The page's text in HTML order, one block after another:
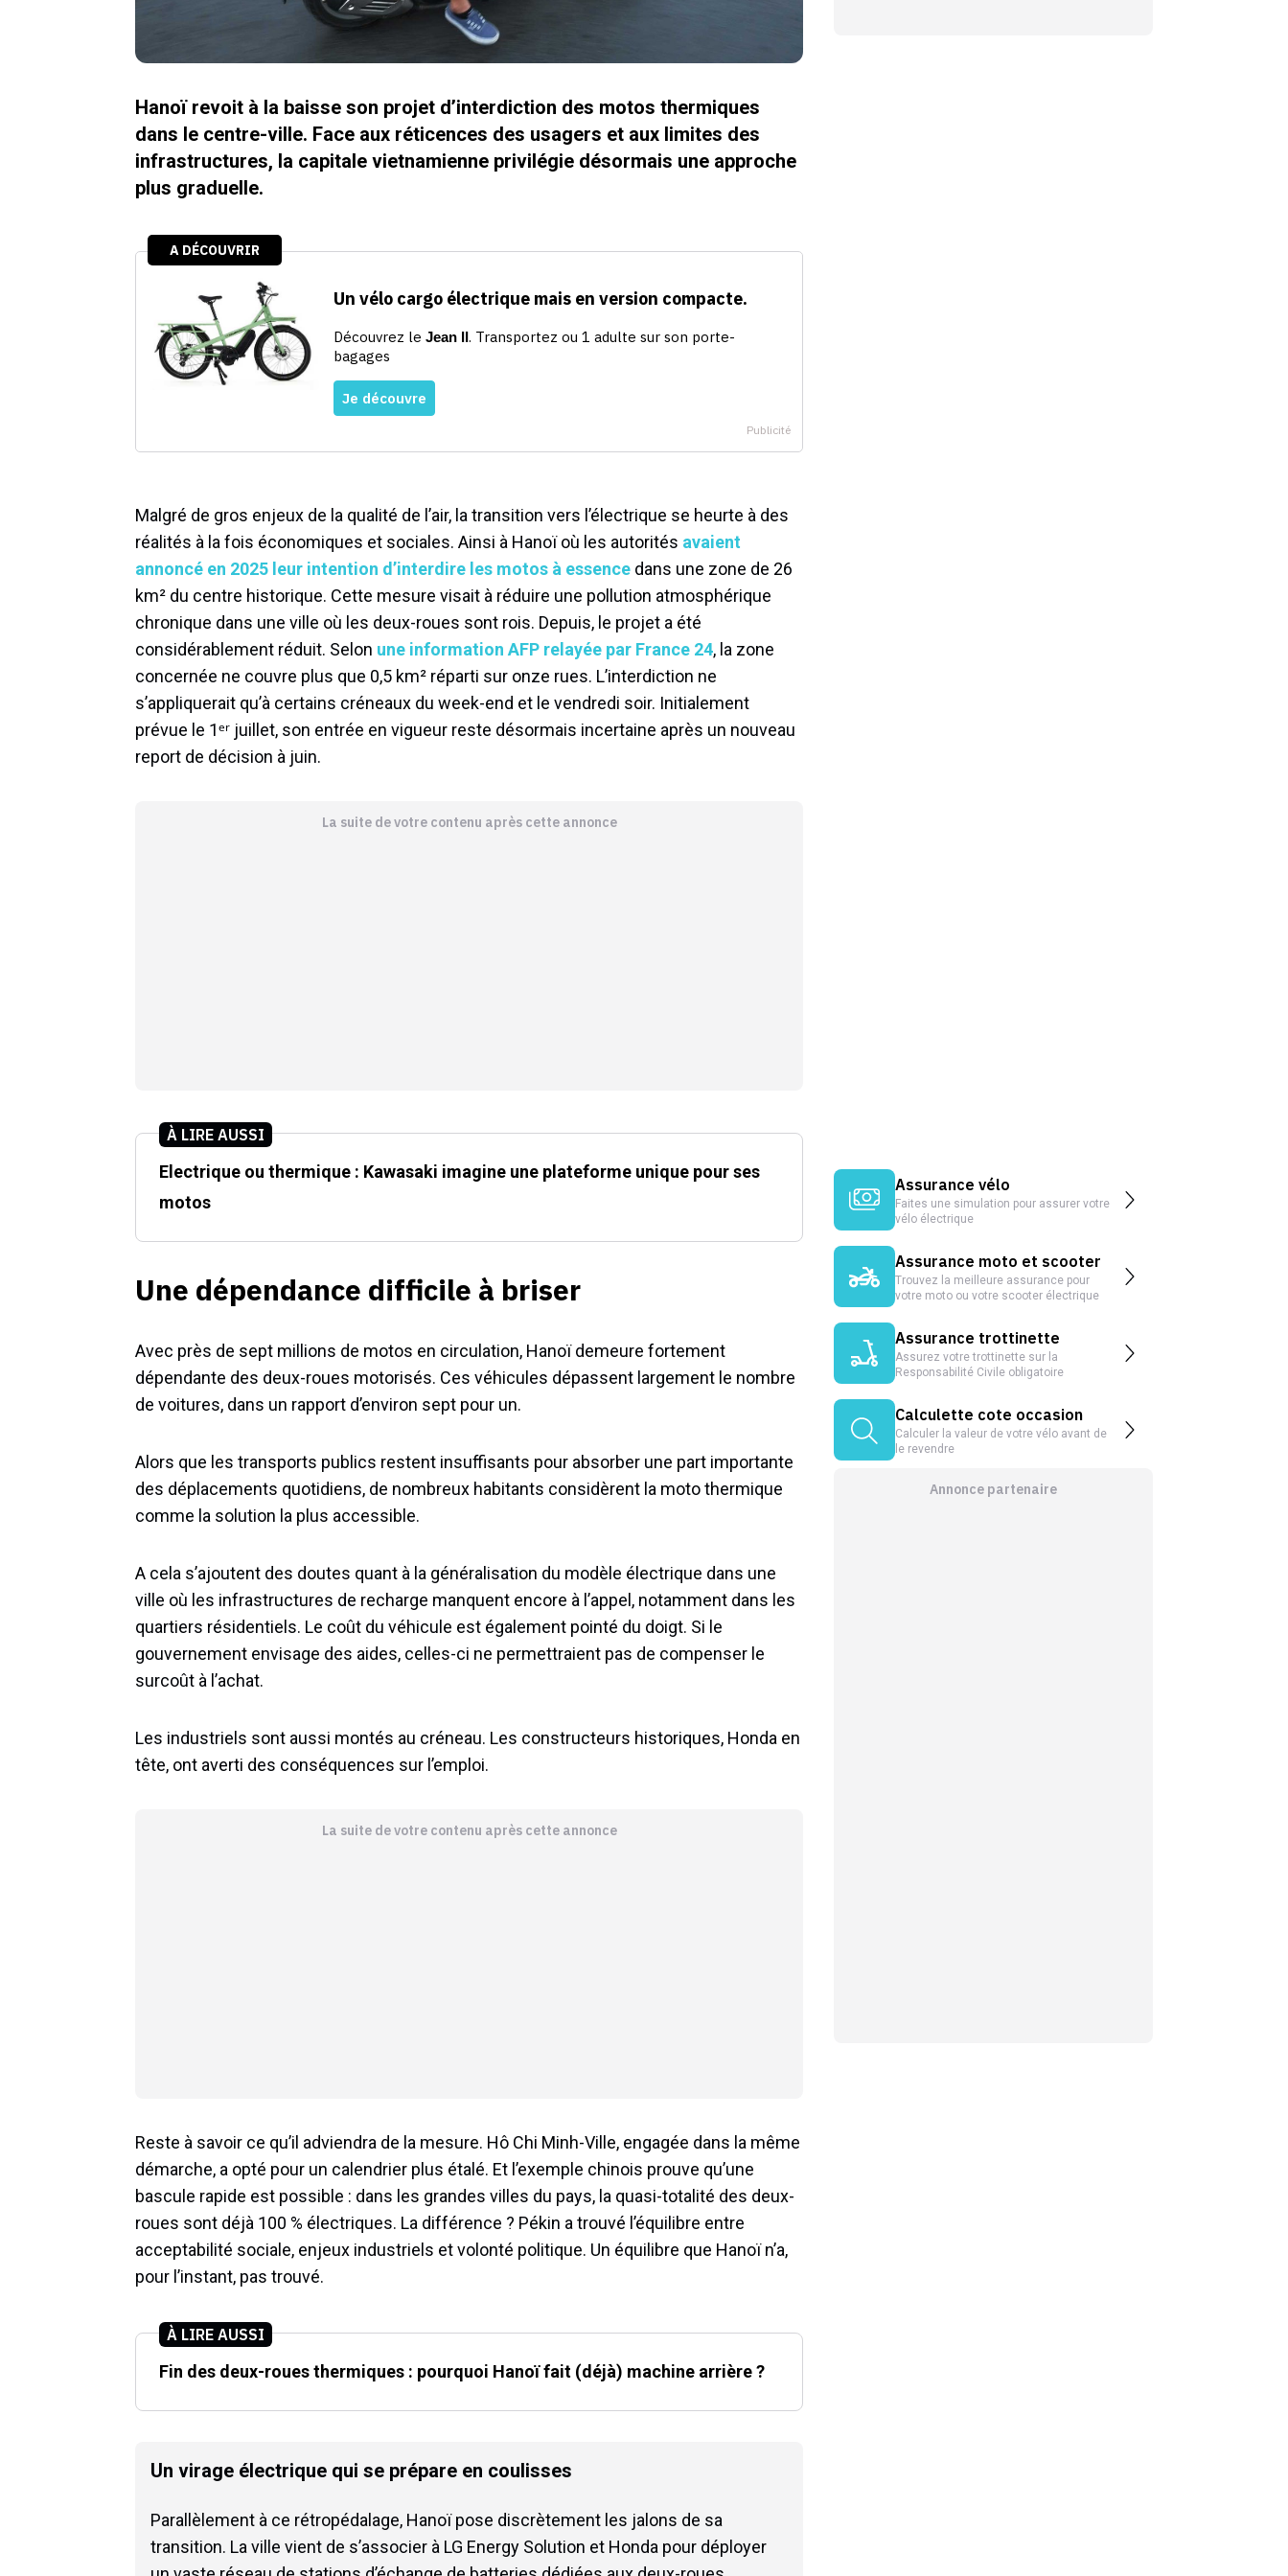
Hanoï revoit à la baisse son projet d’interdiction des motos thermiques
dans le centre-ville. Face aux réticences des usagers et aux limites des
infrastructures, la capitale vietnamienne privilégie désormais une approche
plus graduelle.
Malgré de gros enjeux de la qualité de l’air, la transition vers l’électrique se heurte à des
réalités à la fois économiques et sociales. Ainsi à Hanoï où les autorités avaient
annoncé en 2025 leur intention d’interdire les motos à essence dans une zone de 26
km² du centre historique. Cette mesure visait à réduire une pollution atmosphérique
chronique dans une ville où les deux-roues sont rois. Depuis, le projet a été
considérablement réduit. Selon une information AFP relayée par France 24, la zone
concernée ne couvre plus que 0,5 km² réparti sur onze rues. L’interdiction ne
s’appliquerait qu’à certains créneaux du week-end et le vendredi soir. Initialement
prévue le 1ᵉʳ juillet, son entrée en vigueur reste désormais incertaine après un nouveau
report de décision à juin.
La suite de votre contenu après cette annonce
À LIRE AUSSI
Electrique ou thermique : Kawasaki imagine une plateforme unique pour ses
motos
Une dépendance difficile à briser
Avec près de sept millions de motos en circulation, Hanoï demeure fortement
dépendante des deux-roues motorisés. Ces véhicules dépassent largement le nombre
de voitures, dans un rapport d’environ sept pour un.
Alors que les transports publics restent insuffisants pour absorber une part importante
des déplacements quotidiens, de nombreux habitants considèrent la moto thermique
comme la solution la plus accessible.
A cela s’ajoutent des doutes quant à la généralisation du modèle électrique dans une
ville où les infrastructures de recharge manquent encore à l’appel, notamment dans les
quartiers résidentiels. Le coût du véhicule est également pointé du doigt. Si le
gouvernement envisage des aides, celles-ci ne permettraient pas de compenser le
surcoût à l’achat.
Les industriels sont aussi montés au créneau. Les constructeurs historiques, Honda en
tête, ont averti des conséquences sur l’emploi.
La suite de votre contenu après cette annonce
Reste à savoir ce qu’il adviendra de la mesure. Hô Chi Minh-Ville, engagée dans la même
démarche, a opté pour un calendrier plus étalé. Et l’exemple chinois prouve qu’une
bascule rapide est possible : dans les grandes villes du pays, la quasi-totalité des deux-
roues sont déjà 100 % électriques. La différence ? Pékin a trouvé l’équilibre entre
acceptabilité sociale, enjeux industriels et volonté politique. Un équilibre que Hanoï n’a,
pour l’instant, pas trouvé.
À LIRE AUSSI
Fin des deux-roues thermiques : pourquoi Hanoï fait (déjà) machine arrière ?
Un virage électrique qui se prépare en coulisses
Parallèlement à ce rétropédalage, Hanoï pose discrètement les jalons de sa
transition. La ville vient de s’associer à LG Energy Solution et Honda pour déployer
Assurance vélo
Faites une simulation pour assurer votre
vélo électrique
Assurance moto et scooter
Trouvez la meilleure assurance pour
votre moto ou votre scooter électrique
Assurance trottinette
Assurez votre trottinette sur la
Responsabilité Civile obligatoire
Calculette cote occasion
Calculer la valeur de votre vélo avant de
le revendre
Annonce partenaire